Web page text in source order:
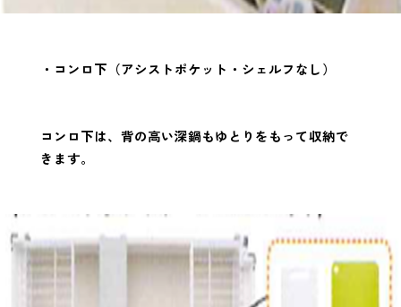
・コンロ下（アシストポケット・シェルフなし）
コンロ下は、背の高い深鍋もゆとりをもって収納で
きます。